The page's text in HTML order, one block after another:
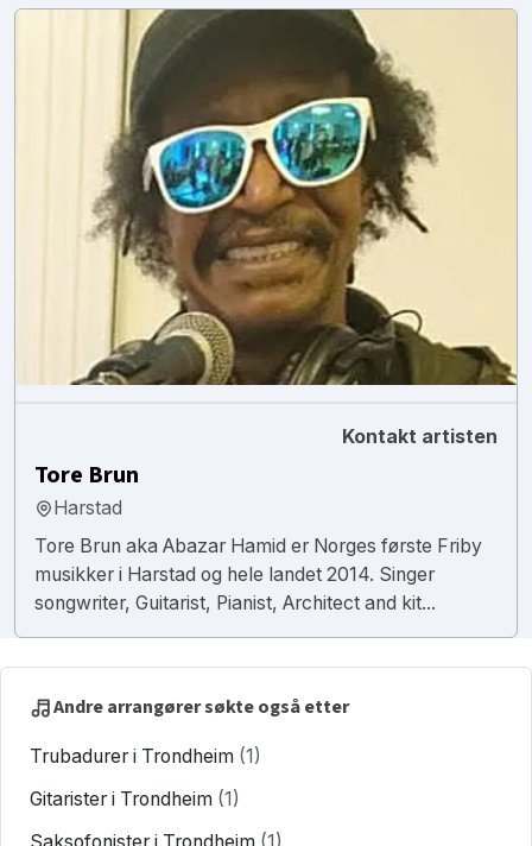
Kontakt artisten
Tore Brun
Harstad
Tore Brun aka Abazar Hamid er Norges første Friby
musikker i Harstad og hele landet 2014. Singer
songwriter, Guitarist, Pianist, Architect and kit...
Andre arrangører søkte også etter
Trubadurer i Trondheim (1)
Gitarister i Trondheim (1)